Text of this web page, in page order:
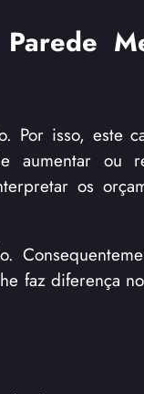
Por isso, este
aumentar ou
os
faz diferença